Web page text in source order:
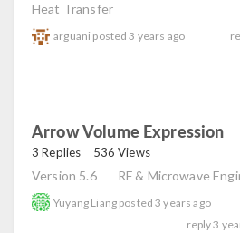
Heat Transfer
arguani posted3 years ago
Arrow Volume Expression
3 Replies 536 Views
Version 5.6 RF & Microwave
Yuyang Liang posted3 years ago
reply3